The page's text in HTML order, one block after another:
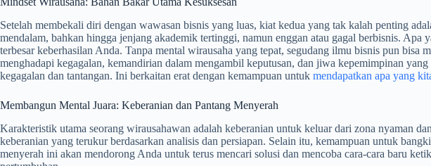
Setelah membekali diri dengan wawasan bisnis yang luas, kiat kedua yang tak kalah penting
mendalam, bahkan hingga jenjang akademik tertinggi, namun enggan atau gagal berbisnis.
terbesar keberhasilan Anda. Tanpa mental wirausaha yang tepat, segudang ilmu bisnis pun
menghadapi kegagalan, kemandirian dalam mengambil keputusan, dan jiwa kepemimpinan
kegagalan dan tantangan. Ini berkaitan erat dengan kemampuan untuk mendapatkan apa yang
Membangun Mental Juara: Keberanian dan Pantang Menyerah
Karakteristik utama seorang wirausahawan adalah keberanian untuk keluar dari zona nyaman
keberanian yang terukur berdasarkan analisis dan persiapan. Selain itu, kemampuan untuk
menyerah ini akan mendorong Anda untuk terus mencari solusi dan mencoba cara-cara baru